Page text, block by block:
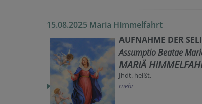
15.08.2025 Maria Himmelfahrt
AUFNAHME DER
Assumptio Beatae
MARIÄ
Jhdt. heißt.
mehr